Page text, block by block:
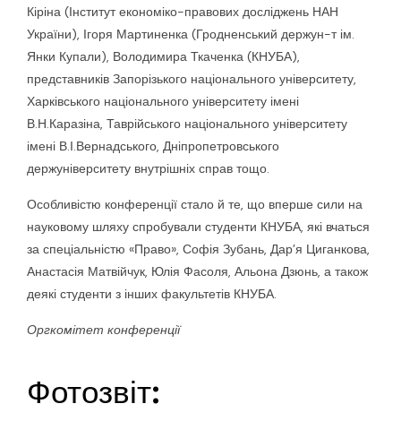
Кіріна (Інститут економіко-правових досліджень НАН
України), Ігоря Мартиненка (Гродненський держун-т ім.
Янки Купали), Володимира Ткаченка (КНУБА),
представників Запорізького національного університету,
Харківського національного університету імені
В.Н.Каразіна, Таврійського національного університету
імені В.І.Вернадського, Дніпропетровського
держуніверситету внутрішніх справ тощо.
Особливістю конференції стало й те, що вперше сили на
науковому шляху спробували студенти КНУБА, які вчаться
за спеціальністю «Право», Софія Зубань, Дар’я Циганкова,
Анастасія Матвійчук, Юлія Фасоля, Альона Дзюнь, а також
деякі студенти з інших факультетів КНУБА.
Оргкомітет конференції
Фотозвіт: